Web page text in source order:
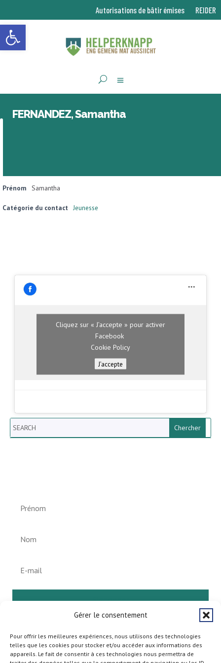
Ouvrir la barre d’outils
Gérer le consentement
Pour offrir les meilleures expériences, nous utilisons des technologies
telles que les cookies pour stocker et/ou accéder aux informations des
appareils. Le fait de consentir à ces technologies nous permettra de
Autorisations de bâtir émises REIDER
FERNANDEZ, Samantha
Prénom Samantha
Catégorie du contact Jeunesse
Cliquez sur « J’accepte » pour activer
Facebook
Cookie Policy
J’accepte
Search
S'abonner